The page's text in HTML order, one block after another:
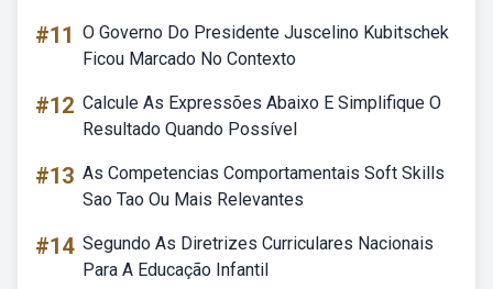
#11 O Governo Do Presidente Juscelino Kubitschek
Ficou Marcado No Contexto
#12 Calcule As Expressões Abaixo E Simplifique O
Resultado Quando Possível
#13 As Competencias Comportamentais Soft Skills
Sao Tao Ou Mais Relevantes
#14 Segundo As Diretrizes Curriculares Nacionais
Para A Educação Infantil